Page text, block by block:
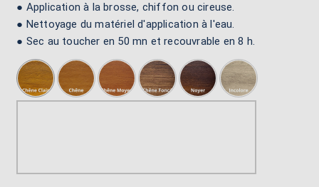
● Application à la brosse, chiffon ou cireuse.
● Nettoyage du matériel d'application à l'eau.
● Sec au toucher en 50 mn et recouvrable en 8 h.